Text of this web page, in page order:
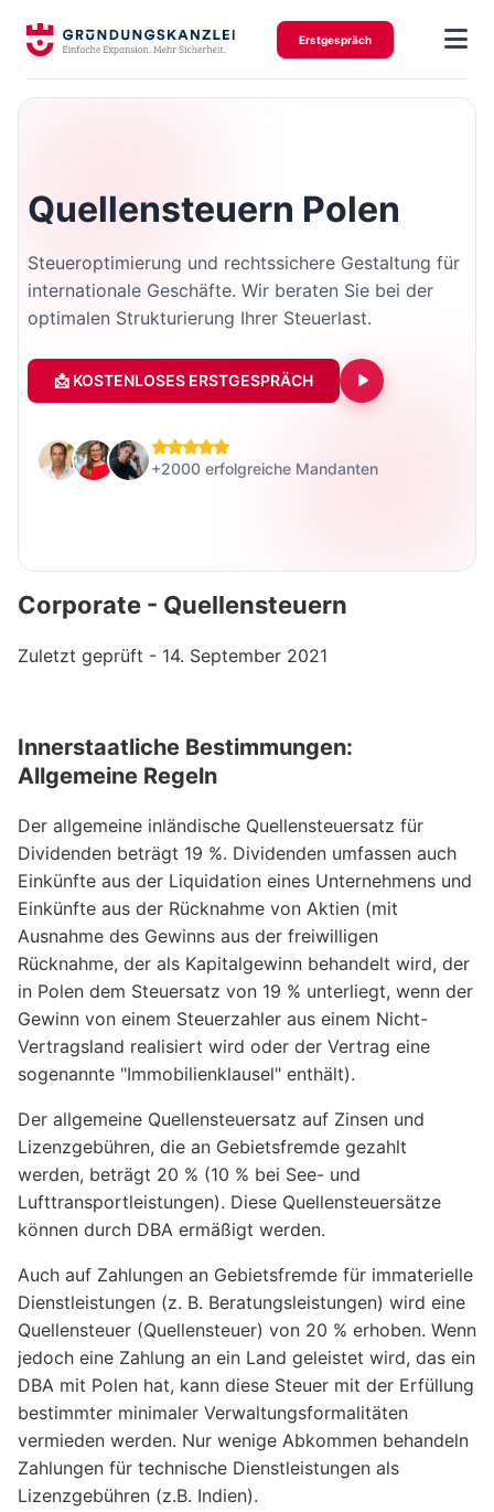
Erstgespräch
Quellensteuern Polen
Steueroptimierung und rechtssichere Gestaltung für
internationale Geschäfte. Wir beraten Sie bei der
optimalen Strukturierung Ihrer Steuerlast.
📩 KOSTENLOSES ERSTGESPRÄCH
+2000 erfolgreiche Mandanten
Corporate - Quellensteuern
Zuletzt geprüft - 14. September 2021
Innerstaatliche Bestimmungen:
Allgemeine Regeln
Der allgemeine inländische Quellensteuersatz für
Dividenden beträgt 19 %. Dividenden umfassen auch
Einkünfte aus der Liquidation eines Unternehmens und
Einkünfte aus der Rücknahme von Aktien (mit
Ausnahme des Gewinns aus der freiwilligen
Rücknahme, der als Kapitalgewinn behandelt wird, der
in Polen dem Steuersatz von 19 % unterliegt, wenn der
Gewinn von einem Steuerzahler aus einem Nicht-
Vertragsland realisiert wird oder der Vertrag eine
sogenannte "Immobilienklausel" enthält).
Der allgemeine Quellensteuersatz auf Zinsen und
Lizenzgebühren, die an Gebietsfremde gezahlt
werden, beträgt 20 % (10 % bei See- und
Lufttransportleistungen). Diese Quellensteuersätze
können durch DBA ermäßigt werden.
Auch auf Zahlungen an Gebietsfremde für immaterielle
Dienstleistungen (z. B. Beratungsleistungen) wird eine
Quellensteuer (Quellensteuer) von 20 % erhoben. Wenn
jedoch eine Zahlung an ein Land geleistet wird, das ein
DBA mit Polen hat, kann diese Steuer mit der Erfüllung
bestimmter minimaler Verwaltungsformalitäten
vermieden werden. Nur wenige Abkommen behandeln
Zahlungen für technische Dienstleistungen als
Lizenzgebühren (z.B. Indien).